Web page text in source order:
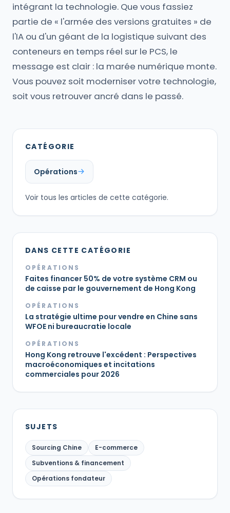
intégrant la technologie. Que vous fassiez
partie de « l'armée des versions gratuites » de
l'IA ou d'un géant de la logistique suivant des
conteneurs en temps réel sur le PCS, le
message est clair : la marée numérique monte.
Vous pouvez soit moderniser votre technologie,
soit vous retrouver ancré dans le passé.
CATÉGORIE
Opérations
Voir tous les articles de cette catégorie.
DANS CETTE CATÉGORIE
OPÉRATIONS
Faites financer 50% de votre système CRM ou
de caisse par le gouvernement de Hong Kong
OPÉRATIONS
La stratégie ultime pour vendre en Chine sans
WFOE ni bureaucratie locale
OPÉRATIONS
Hong Kong retrouve l'excédent : Perspectives
macroéconomiques et incitations
commerciales pour 2026
SUJETS
Sourcing Chine
E-commerce
Subventions & financement
Opérations fondateur